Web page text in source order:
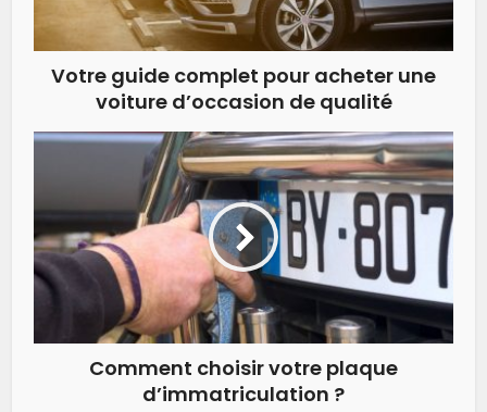
Votre guide complet pour acheter une
voiture d’occasion de qualité
Comment choisir votre plaque
d’immatriculation ?